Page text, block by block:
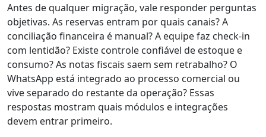
Antes de qualquer migração, vale responder perguntas
objetivas. As reservas entram por quais canais? A
conciliação financeira é manual? A equipe faz check-in
com lentidão? Existe controle confiável de estoque e
consumo? As notas fiscais saem sem retrabalho? O
WhatsApp está integrado ao processo comercial ou
vive separado do restante da operação? Essas
respostas mostram quais módulos e integrações
devem entrar primeiro.